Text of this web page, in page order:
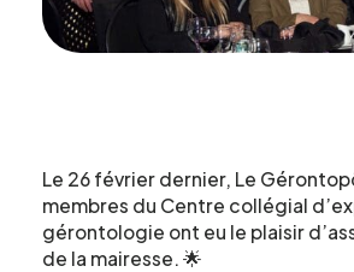
Le 26 février dernier, Le
membres du Centre collégial
gérontologie ont eu le plaisir
de la mairesse. 🌟